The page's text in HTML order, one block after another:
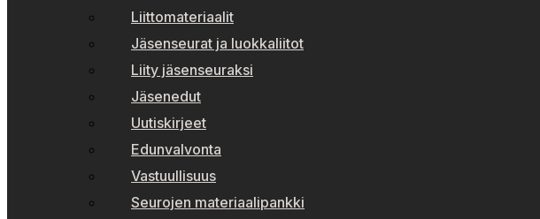
Liittomateriaalit
Jäsenseurat ja luokkaliitot
Liity jäsenseuraksi
Jäsenedut
Uutiskirjeet
Edunvalvonta
Vastuullisuus
Seurojen materiaalipankki